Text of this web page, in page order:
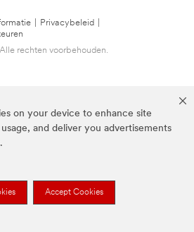
on your device to enhance site
and deliver you advertisements
Accept Cookies
Privacybeleid
rechten voorbehouden.
is een handelsmerk van 3M.